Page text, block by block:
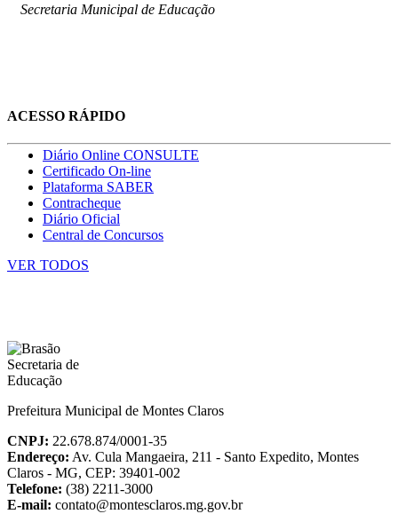
Secretaria Municipal de Educação
ACESSO RÁPIDO
Diário Online CONSULTE
Certificado On-line
Plataforma SABER
Contracheque
Diário Oficial
Central de Concursos
VER TODOS
Prefeitura Municipal de Montes Claros
CNPJ: 22.678.874/0001-35
Endereço: Av. Cula Mangaeira, 211 - Santo Expedito, Montes
Claros - MG, CEP: 39401-002
Telefone: (38) 2211-3000
E-mail: contato@montesclaros.mg.gov.br